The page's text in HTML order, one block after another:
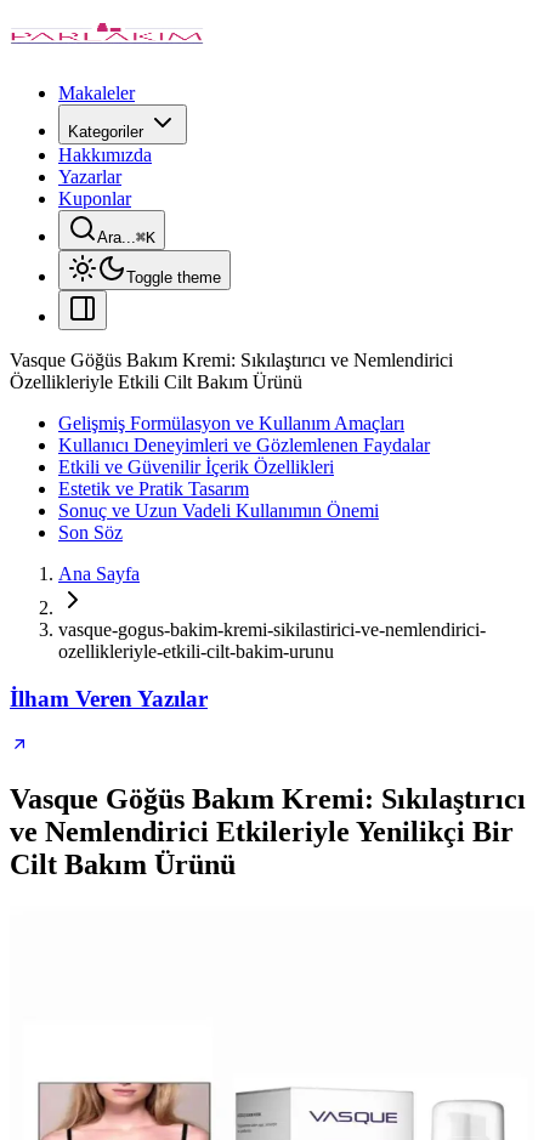
Makaleler
Kategoriler
Hakkımızda
Yazarlar
Kuponlar
Ara...⌘K
Toggle theme
Vasque Göğüs Bakım Kremi: Sıkılaştırıcı ve Nemlendirici
Özellikleriyle Etkili Cilt Bakım Ürünü
Gelişmiş Formülasyon ve Kullanım Amaçları
Kullanıcı Deneyimleri ve Gözlemlenen Faydalar
Etkili ve Güvenilir İçerik Özellikleri
Estetik ve Pratik Tasarım
Sonuç ve Uzun Vadeli Kullanımın Önemi
Son Söz
Ana Sayfa
vasque-gogus-bakim-kremi-sikilastirici-ve-nemlendirici-
ozellikleriyle-etkili-cilt-bakim-urunu
İlham Veren Yazılar
Vasque Göğüs Bakım Kremi: Sıkılaştırıcı
ve Nemlendirici Etkileriyle Yenilikçi Bir
Cilt Bakım Ürünü